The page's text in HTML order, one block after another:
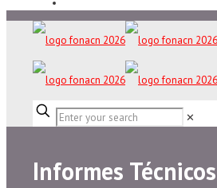
✕
Informes Técnicos